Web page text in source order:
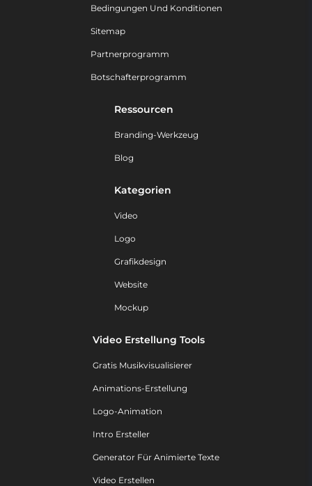
Bedingungen Und Konditionen
Sitemap
Partnerprogramm
Botschafterprogramm
Ressourcen
Branding-Werkzeug
Blog
Kategorien
Video
Logo
Grafikdesign
Website
Mockup
Video Erstellung Tools
Gratis Musikvisualisierer
Animations-Erstellung
Logo-Animation
Intro Ersteller
Generator Für Animierte Texte
Video Erstellen